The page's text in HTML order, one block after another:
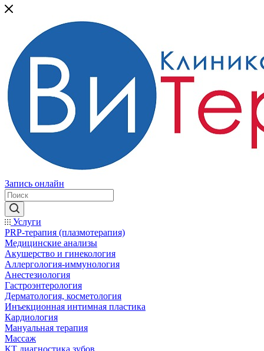
Запись онлайн
Услуги
PRP-терапия (плазмотерапия)
Медицинские анализы
Акушерство и гинекология
Аллергология-иммунология
Анестезиология
Гастроэнтерология
Дерматология, косметология
Инъекционная интимная пластика
Кардиология
Мануальная терапия
Массаж
КТ диагностика зубов